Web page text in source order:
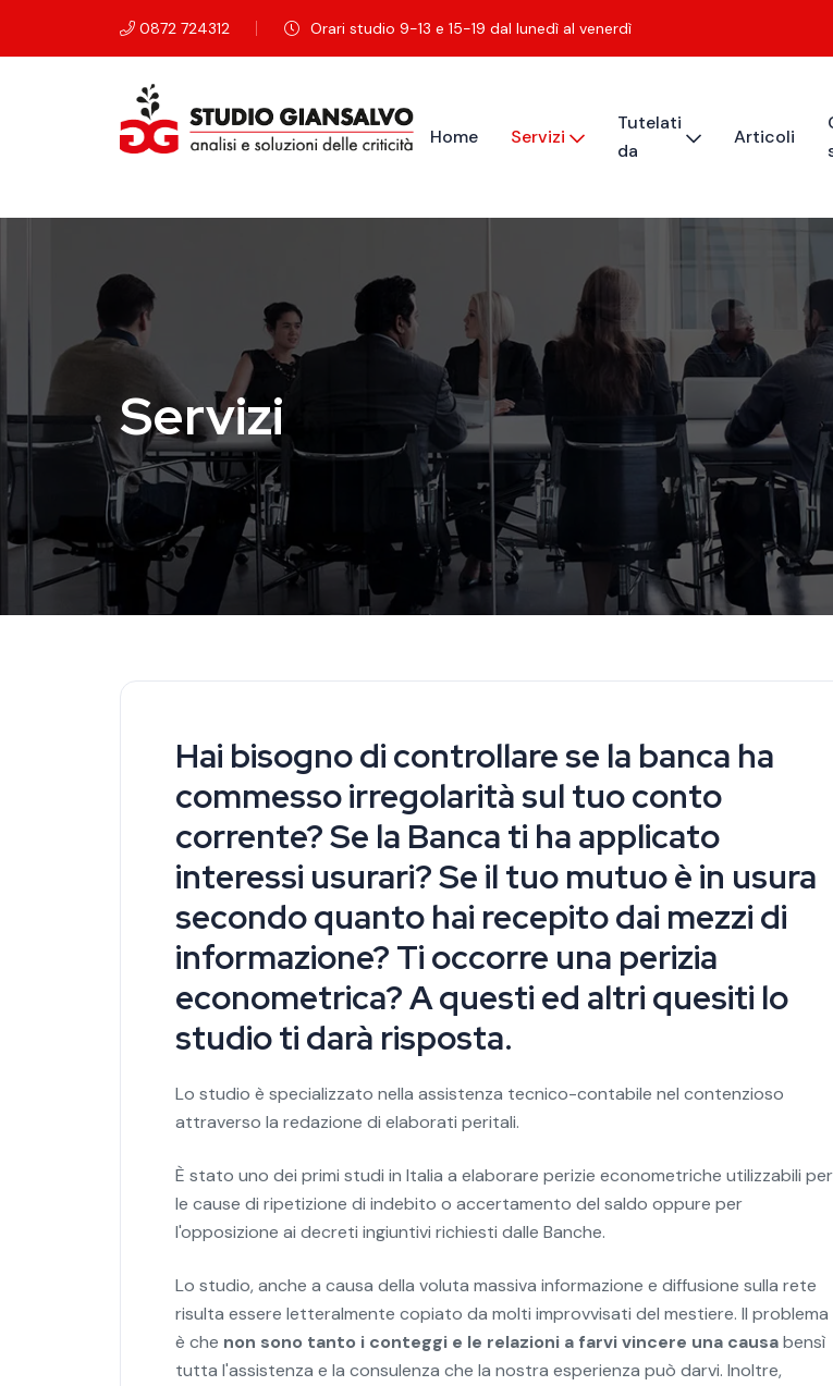
0872 724312 Orari studio 9-13 e 15-19 dal lunedì al venerdì
Home Servizi
Tutelati
da
Articoli
Servizi
Hai bisogno di controllare se la banca ha
commesso irregolarità sul tuo conto
corrente? Se la Banca ti ha applicato
interessi usurari? Se il tuo mutuo è in usura
secondo quanto hai recepito dai mezzi di
informazione? Ti occorre una perizia
econometrica? A questi ed altri quesiti lo
studio ti darà risposta.
Lo studio è specializzato nella assistenza tecnico-contabile nel contenzioso
attraverso la redazione di elaborati peritali.
È stato uno dei primi studi in Italia a elaborare perizie econometriche utilizzabili per
le cause di ripetizione di indebito o accertamento del saldo oppure per
l'opposizione ai decreti ingiuntivi richiesti dalle Banche.
Lo studio, anche a causa della voluta massiva informazione e diffusione sulla rete
risulta essere letteralmente copiato da molti improvvisati del mestiere. Il problema
è che non sono tanto i conteggi e le relazioni a farvi vincere una causabensì
tutta l'assistenza e la consulenza che la nostra esperienza può darvi. Inoltre,